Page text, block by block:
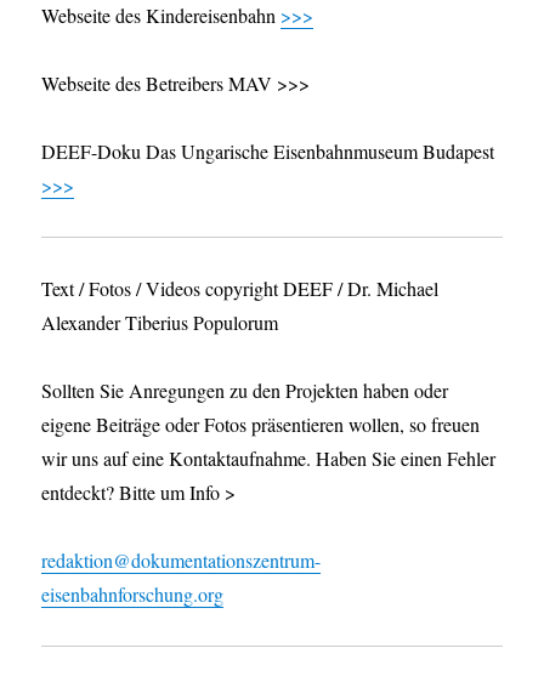
Webseite des Kindereisenbahn >>>
Webseite des Betreibers MAV >>>
DEEF-Doku Das Ungarische Eisenbahnmuseum Budapest
>>>
Text / Fotos / Videos copyright DEEF / Dr. Michael
Alexander Tiberius Populorum
Sollten Sie Anregungen zu den Projekten haben oder
eigene Beiträge oder Fotos präsentieren wollen, so freuen
wir uns auf eine Kontaktaufnahme. Haben Sie einen Fehler
entdeckt? Bitte um Info >
redaktion@dokumentationszentrum-
eisenbahnforschung.org